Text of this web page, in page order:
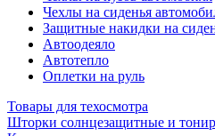
Чехлы на сиденья
Защитные накидки на
Автоодеяло
Автотепло
Оплетки на руль
Товары для техосмотра
Шторки солнцезащитные и